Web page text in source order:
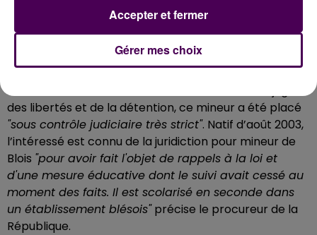
tentative de vol aggravé, le vol avec arme et de
l'usage de produits stupéfiants découverts sur lui au
moment de son interpellation.
Déjà plusieurs rappels à la loi
A l'issue du débat contradictoire tenu devant le juge
des libertés et de la détention, ce mineur a été placé
"sous contrôle judiciaire très strict". Natif d’août 2003,
l’intéressé est connu de la juridiction pour mineur de
Blois "pour avoir fait l'objet de rappels à la loi et
d'une mesure éducative dont le suivi avait cessé au
moment des faits. Il est scolarisé en seconde dans
un établissement blésois"précise le procureur de la
République.
Gérer mes choix
Accepter et fermer